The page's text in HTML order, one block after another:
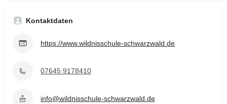
Kontaktdaten
https://www.wildnisschule-schwarzwald.de
07645 9178410
info@wildnisschule-schwarzwald.de